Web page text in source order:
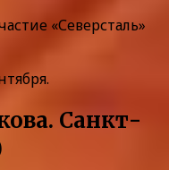
«Северсталь»
Санкт-